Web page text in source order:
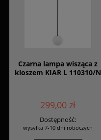
Czarna lampa wisząca z
kloszem KIAR L 110310/N
299,00 zł
Dostępność:
wysyłka 7-10 dni roboczych